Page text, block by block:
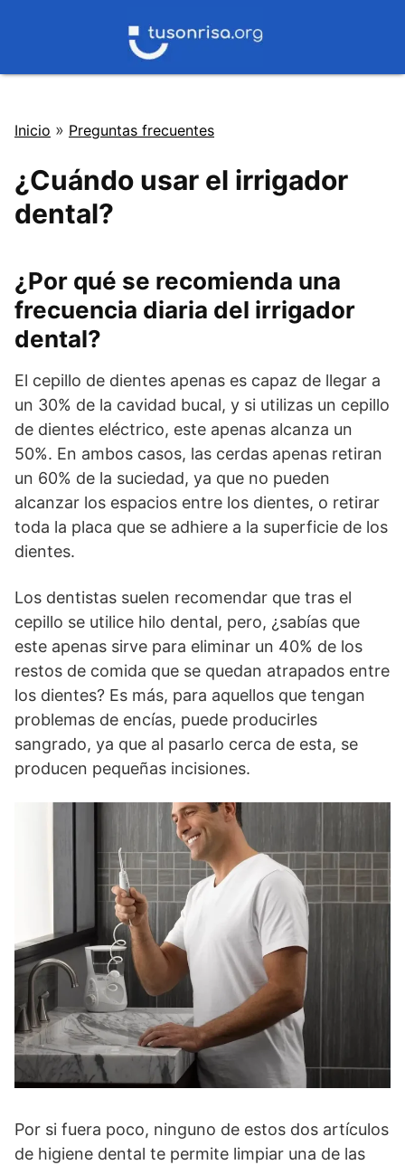
Inicio » Preguntas frecuentes
¿Cuándo usar el irrigador
dental?
¿Por qué se recomienda una
frecuencia diaria del irrigador
dental?
El cepillo de dientes apenas es capaz de llegar a
un 30% de la cavidad bucal, y si utilizas un cepillo
de dientes eléctrico, este apenas alcanza un
50%. En ambos casos, las cerdas apenas retiran
un 60% de la suciedad, ya que no pueden
alcanzar los espacios entre los dientes, o retirar
toda la placa que se adhiere a la superficie de los
dientes.
Los dentistas suelen recomendar que tras el
cepillo se utilice hilo dental, pero, ¿sabías que
este apenas sirve para eliminar un 40% de los
restos de comida que se quedan atrapados entre
los dientes? Es más, para aquellos que tengan
problemas de encías, puede producirles
sangrado, ya que al pasarlo cerca de esta, se
producen pequeñas incisiones.
Por si fuera poco, ninguno de estos dos artículos
de higiene dental te permite limpiar una de las